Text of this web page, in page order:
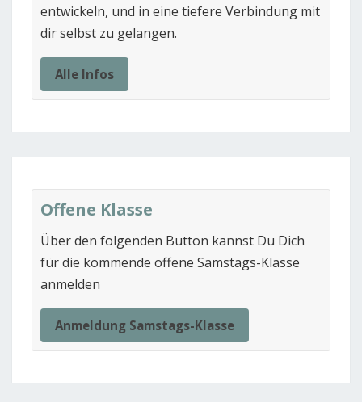
entwickeln, und in eine tiefere Verbindung mit
dir selbst zu gelangen.
Alle Infos
Offene Klasse
Über den folgenden Button kannst Du Dich
für die kommende offene Samstags-Klasse
anmelden
Anmeldung Samstags-Klasse